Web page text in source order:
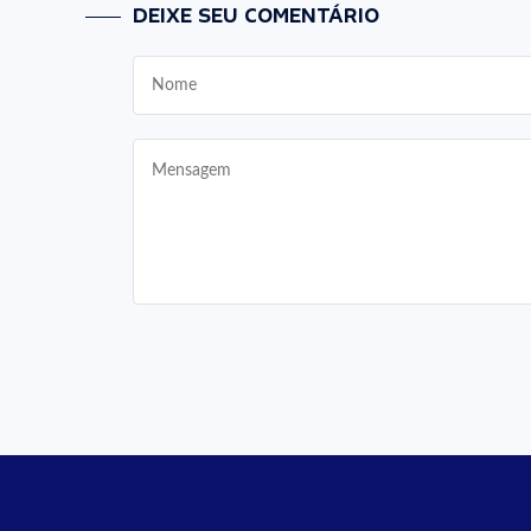
DEIXE SEU COMENTÁRIO